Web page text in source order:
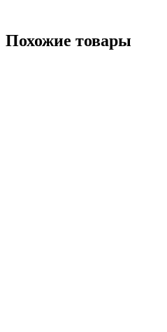
Похожие товары